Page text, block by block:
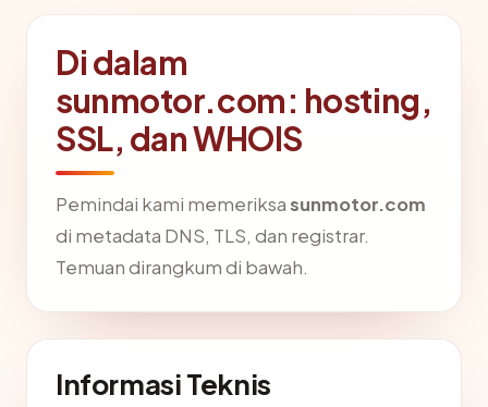
Di dalam
sunmotor.com: hosting,
SSL, dan WHOIS
Pemindai kami memeriksasunmotor.com
di metadata DNS, TLS, dan registrar.
Temuan dirangkum di bawah.
Informasi Teknis